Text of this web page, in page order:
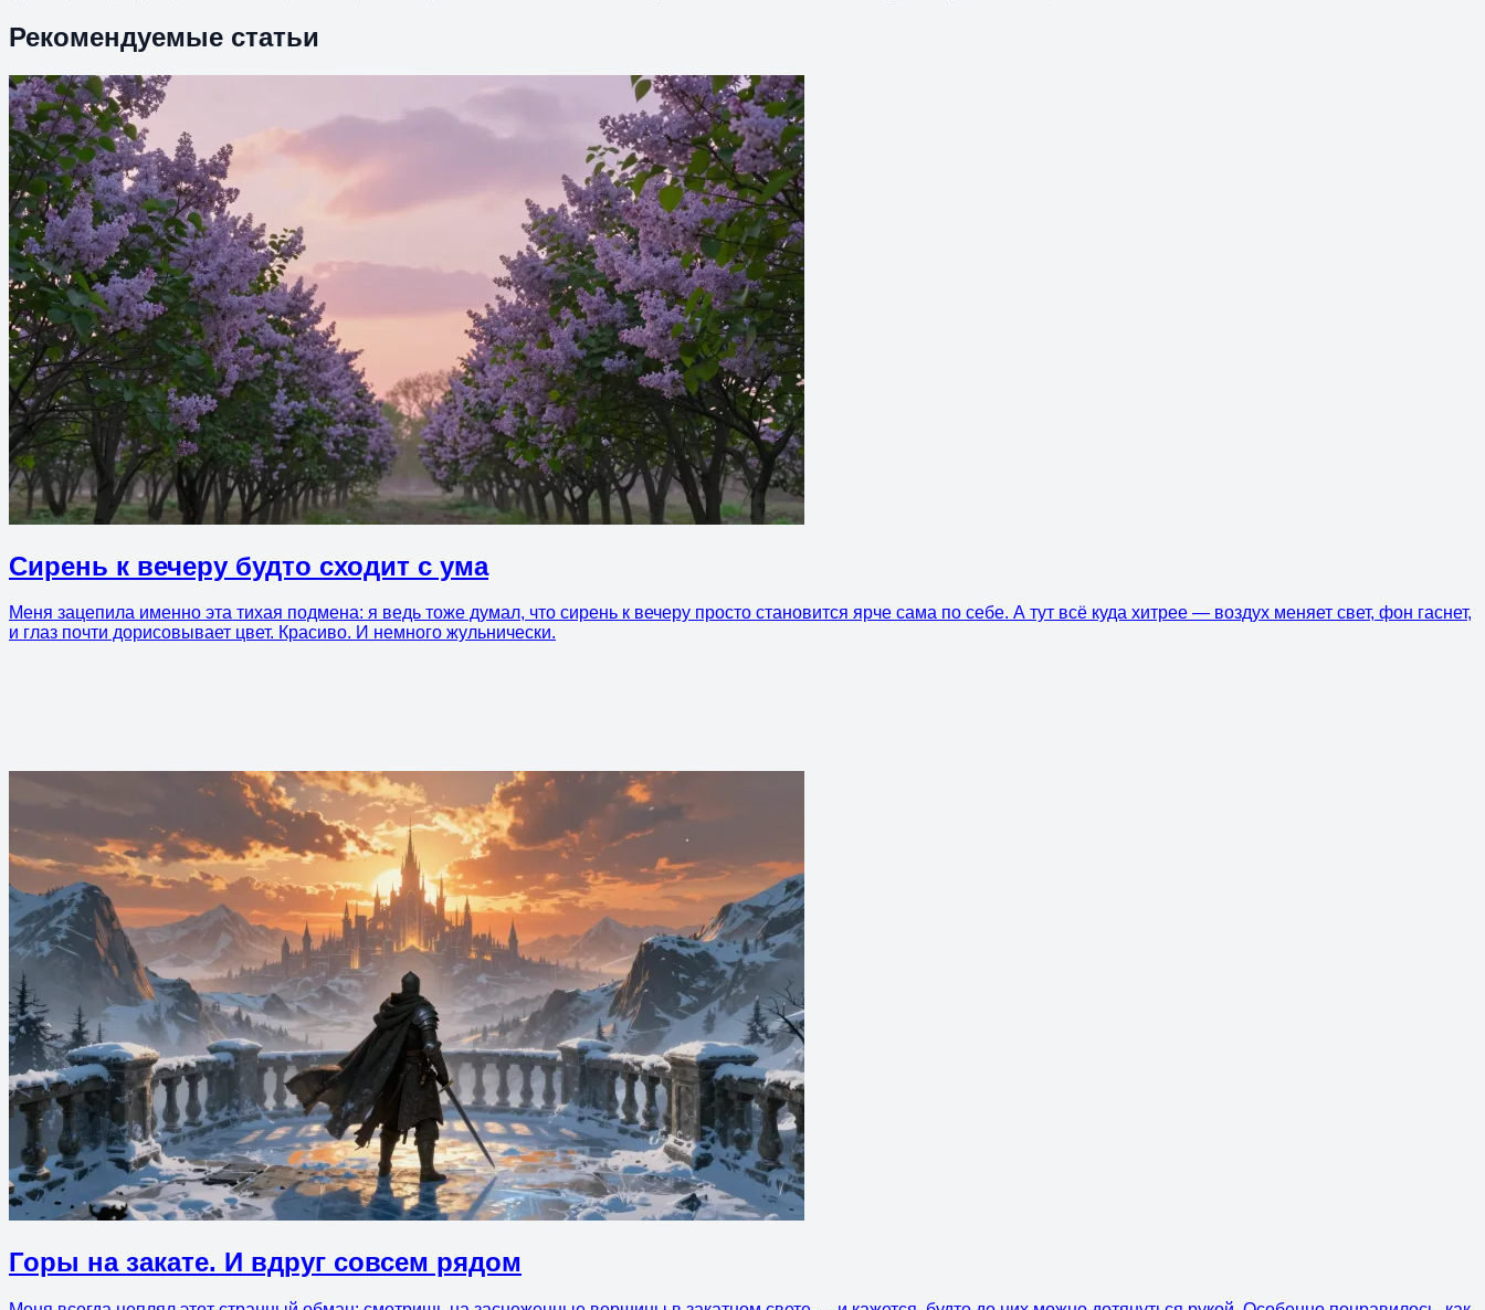
Рекомендуемые статьи
Сирень к вечеру будто сходит с ума
Меня зацепила именно эта тихая подмена: я ведь тоже думал, что сирень к вечеру просто становится ярче сама по себе. А тут всё куда хитрее — воздух меняет свет, фон гаснет,
и глаз почти дорисовывает цвет. Красиво. И немного жульнически.
Горы на закате. И вдруг совсем рядом